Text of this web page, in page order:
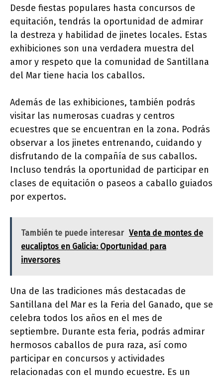
Desde fiestas populares hasta concursos de
equitación, tendrás la oportunidad de admirar
la destreza y habilidad de jinetes locales. Estas
exhibiciones son una verdadera muestra del
amor y respeto que la comunidad de Santillana
del Mar tiene hacia los caballos.
Además de las exhibiciones, también podrás
visitar las numerosas cuadras y centros
ecuestres que se encuentran en la zona. Podrás
observar a los jinetes entrenando, cuidando y
disfrutando de la compañía de sus caballos.
Incluso tendrás la oportunidad de participar en
clases de equitación o paseos a caballo guiados
por expertos.
También te puede interesar Venta de montes de
eucaliptos en Galicia: Oportunidad para
inversores
Una de las tradiciones más destacadas de
Santillana del Mar es la Feria del Ganado, que se
celebra todos los años en el mes de
septiembre. Durante esta feria, podrás admirar
hermosos caballos de pura raza, así como
participar en concursos y actividades
relacionadas con el mundo ecuestre. Es un